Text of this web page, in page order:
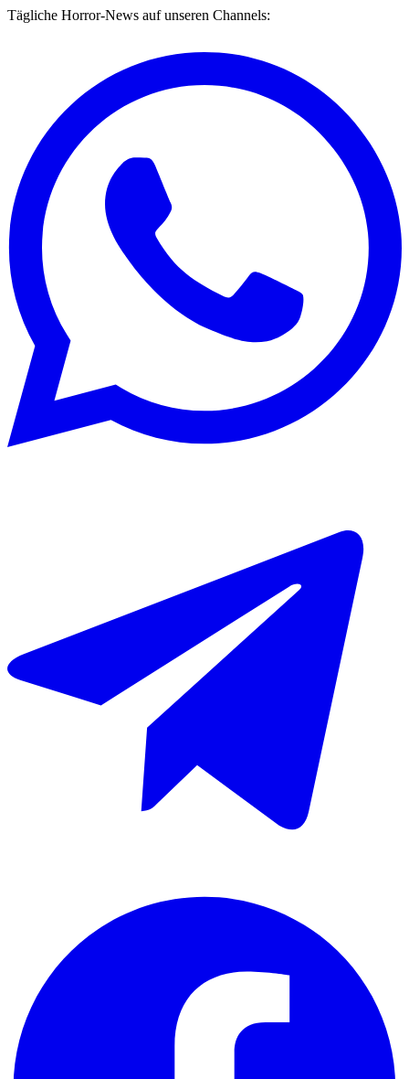
Tägliche Horror-News auf unseren Channels: